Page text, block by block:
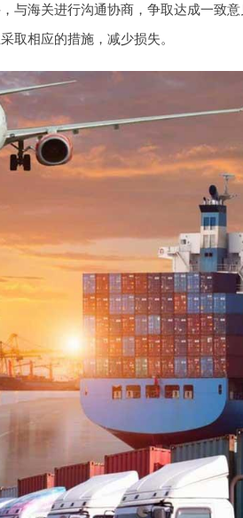
与海关进行沟通协商，争取达成一致
取相应的措施，减少损失。